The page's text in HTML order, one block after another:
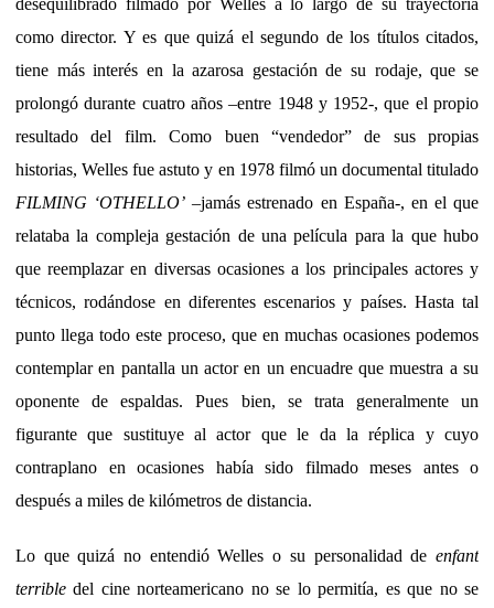
como director. Y es que quizá el segundo de los títulos citados,
tiene más interés en la azarosa gestación de su rodaje, que se
prolongó durante cuatro años –entre 1948 y 1952-, que el propio
resultado del film. Como buen “vendedor” de sus propias
historias, Welles fue astuto y en 1978 filmó un documental titulado
FILMING ‘OTHELLO’ –jamás estrenado en España-, en el que
relataba la compleja gestación de una película para la que hubo
que reemplazar en diversas ocasiones a los principales actores y
técnicos, rodándose en diferentes escenarios y países. Hasta tal
punto llega todo este proceso, que en muchas ocasiones podemos
contemplar en pantalla un actor en un encuadre que muestra a su
oponente de espaldas. Pues bien, se trata generalmente un
figurante que sustituye al actor que le da la réplica y cuyo
contraplano en ocasiones había sido filmado meses antes o
después a miles de kilómetros de distancia.
Lo que quizá no entendió Welles o su personalidad de enfant
terrible del cine norteamericano no se lo permitía, es que no se